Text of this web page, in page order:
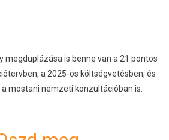
megduplázása is benne van a 21 pontos
a 2025-ös költségvetésben, és
mostani nemzeti konzultációban is.